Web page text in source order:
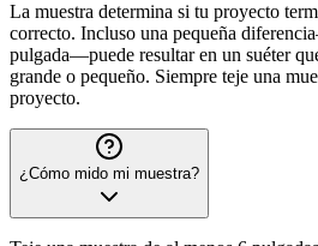
La muestra determina si tu proyecto
correcto. Incluso una pequeña
pulgada—puede resultar en un suéter
grande o pequeño. Siempre teje una
proyecto.
¿Cómo mido mi muestra?